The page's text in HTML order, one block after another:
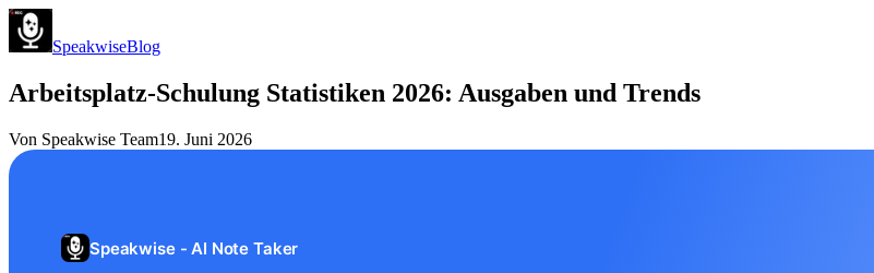
SpeakwiseBlog
Arbeitsplatz-Schulung Statistiken 2026: Ausgaben und Trends
Von Speakwise Team19. Juni 2026
Speakwise - AI Note Taker